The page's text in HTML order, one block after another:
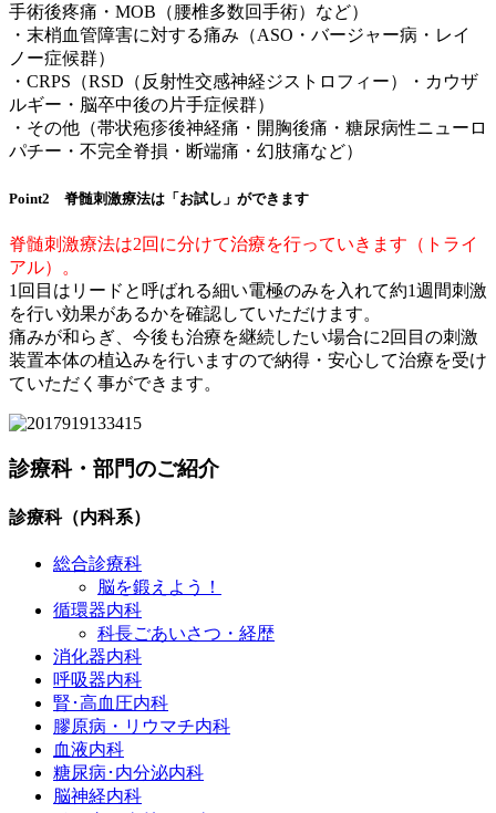
手術後疼痛・MOB（腰椎多数回手術）など）
・末梢血管障害に対する痛み（ASO・バージャー病・レイ
ノー症候群）
・CRPS（RSD（反射性交感神経ジストロフィー）・カウザ
ルギー・脳卒中後の片手症候群）
・その他（帯状疱疹後神経痛・開胸後痛・糖尿病性ニューロ
パチー・不完全脊損・断端痛・幻肢痛など）
Point2 脊髄刺激療法は「お試し」ができます
脊髄刺激療法は2回に分けて治療を行っていきます（トライ
アル）。
1回目はリードと呼ばれる細い電極のみを入れて約1週間刺激
を行い効果があるかを確認していただけます。
痛みが和らぎ、今後も治療を継続したい場合に2回目の刺激
装置本体の植込みを行いますので納得・安心して治療を受け
ていただく事ができます。
診療科・部門のご紹介
診療科（内科系）
総合診療科
脳を鍛えよう！
循環器内科
科長ごあいさつ・経歴
消化器内科
呼吸器内科
腎･高血圧内科
膠原病・リウマチ内科
血液内科
糖尿病･内分泌内科
脳神経内科